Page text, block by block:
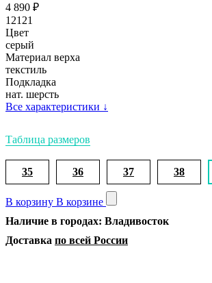
4 890 ₽
12121
Цвет
серый
Материал верха
текстиль
Подкладка
нат. шерсть
Все характеристики ↓
Таблица размеров
35 36 37 38
В корзину В корзине
Наличие в городах: Владивосток
Доставка по всей России